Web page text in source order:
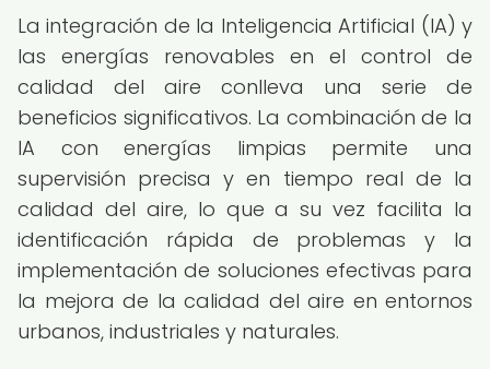
La integración de la Inteligencia Artificial (IA) y
las energías renovables en el control de
calidad del aire conlleva una serie de
beneficios significativos. La combinación de la
IA con energías limpias permite una
supervisión precisa y en tiempo real de la
calidad del aire, lo que a su vez facilita la
identificación rápida de problemas y la
implementación de soluciones efectivas para
la mejora de la calidad del aire en entornos
urbanos, industriales y naturales.